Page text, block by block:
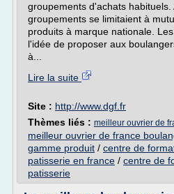
groupements d'achats habituels.
groupements se limitaient à
produits à marque nationale.
l'idée de proposer aux
à...
Lire la suite
Site : http://www.dgf.fr
Thèmes liés : meilleur ouvrier de
meilleur ouvrier de france
gamme produit / centre de
patisserie en france / centre de
patisserie